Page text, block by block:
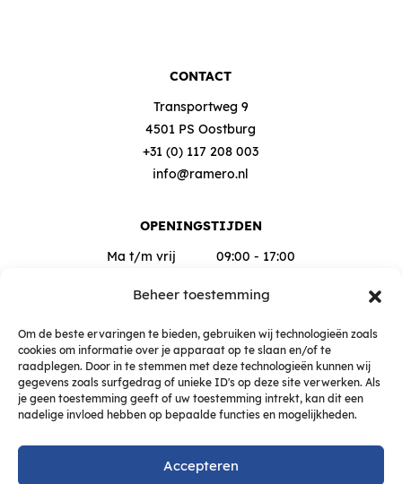
Beheer toestemming
Om de beste ervaringen te bieden, gebruiken wij technologieën zoals
cookies om informatie over je apparaat op te slaan en/of te
raadplegen. Door in te stemmen met deze technologieën kunnen wij
gegevens zoals surfgedrag of unieke ID's op deze site verwerken. Als
je geen toestemming geeft of uw toestemming intrekt, kan dit een
nadelige invloed hebben op bepaalde functies en mogelijkheden.
Accepteren
CONTACT
Transportweg 9
4501 PS Oostburg
+31 (0) 117 208 003
info@ramero.nl
OPENINGSTIJDEN
Ma t/m vrij
09:00 - 17:00
Buiten deze tijden op afspraak